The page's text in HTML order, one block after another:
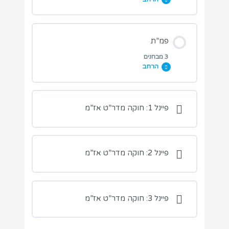
מבחן מתלמד וסולו
מבחן חומרים מסוכנים
מבחני תרגול בנושא השיעור:
מבחן מנחתים ושטח הפעלה
פמ”ת
3 מבחנים
הרחב
מבחן פמ”ת – טיסה פנים ארצית
מבחן פמ”ת – שדות תעופה
מבחן פמ”ת – מנחתים
פיינל 1: חוקה מדר”ט אז”מ
פיינל 2: חוקה מדר”ט אז”מ
פיינל 3: חוקה מדר”ט אז”מ